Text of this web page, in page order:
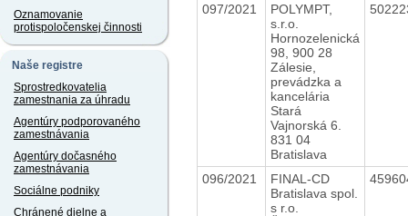
Oznamovanie
protispoločenskej činnosti
Naše registre
Sprostredkovatelia
zamestnania za úhradu
Agentúry podporovaného
zamestnávania
Agentúry dočasného
zamestnávania
Sociálne podniky
Chránené dielne a
097/2021
POLYMPT,
s.r.o.
Hornozelenická
98, 900 28
Zálesie,
prevádzka a
kancelária
Stará
Vajnorská 6.
831 04
Bratislava
096/2021
FINAL-CD
Bratislava spol.
s r.o.